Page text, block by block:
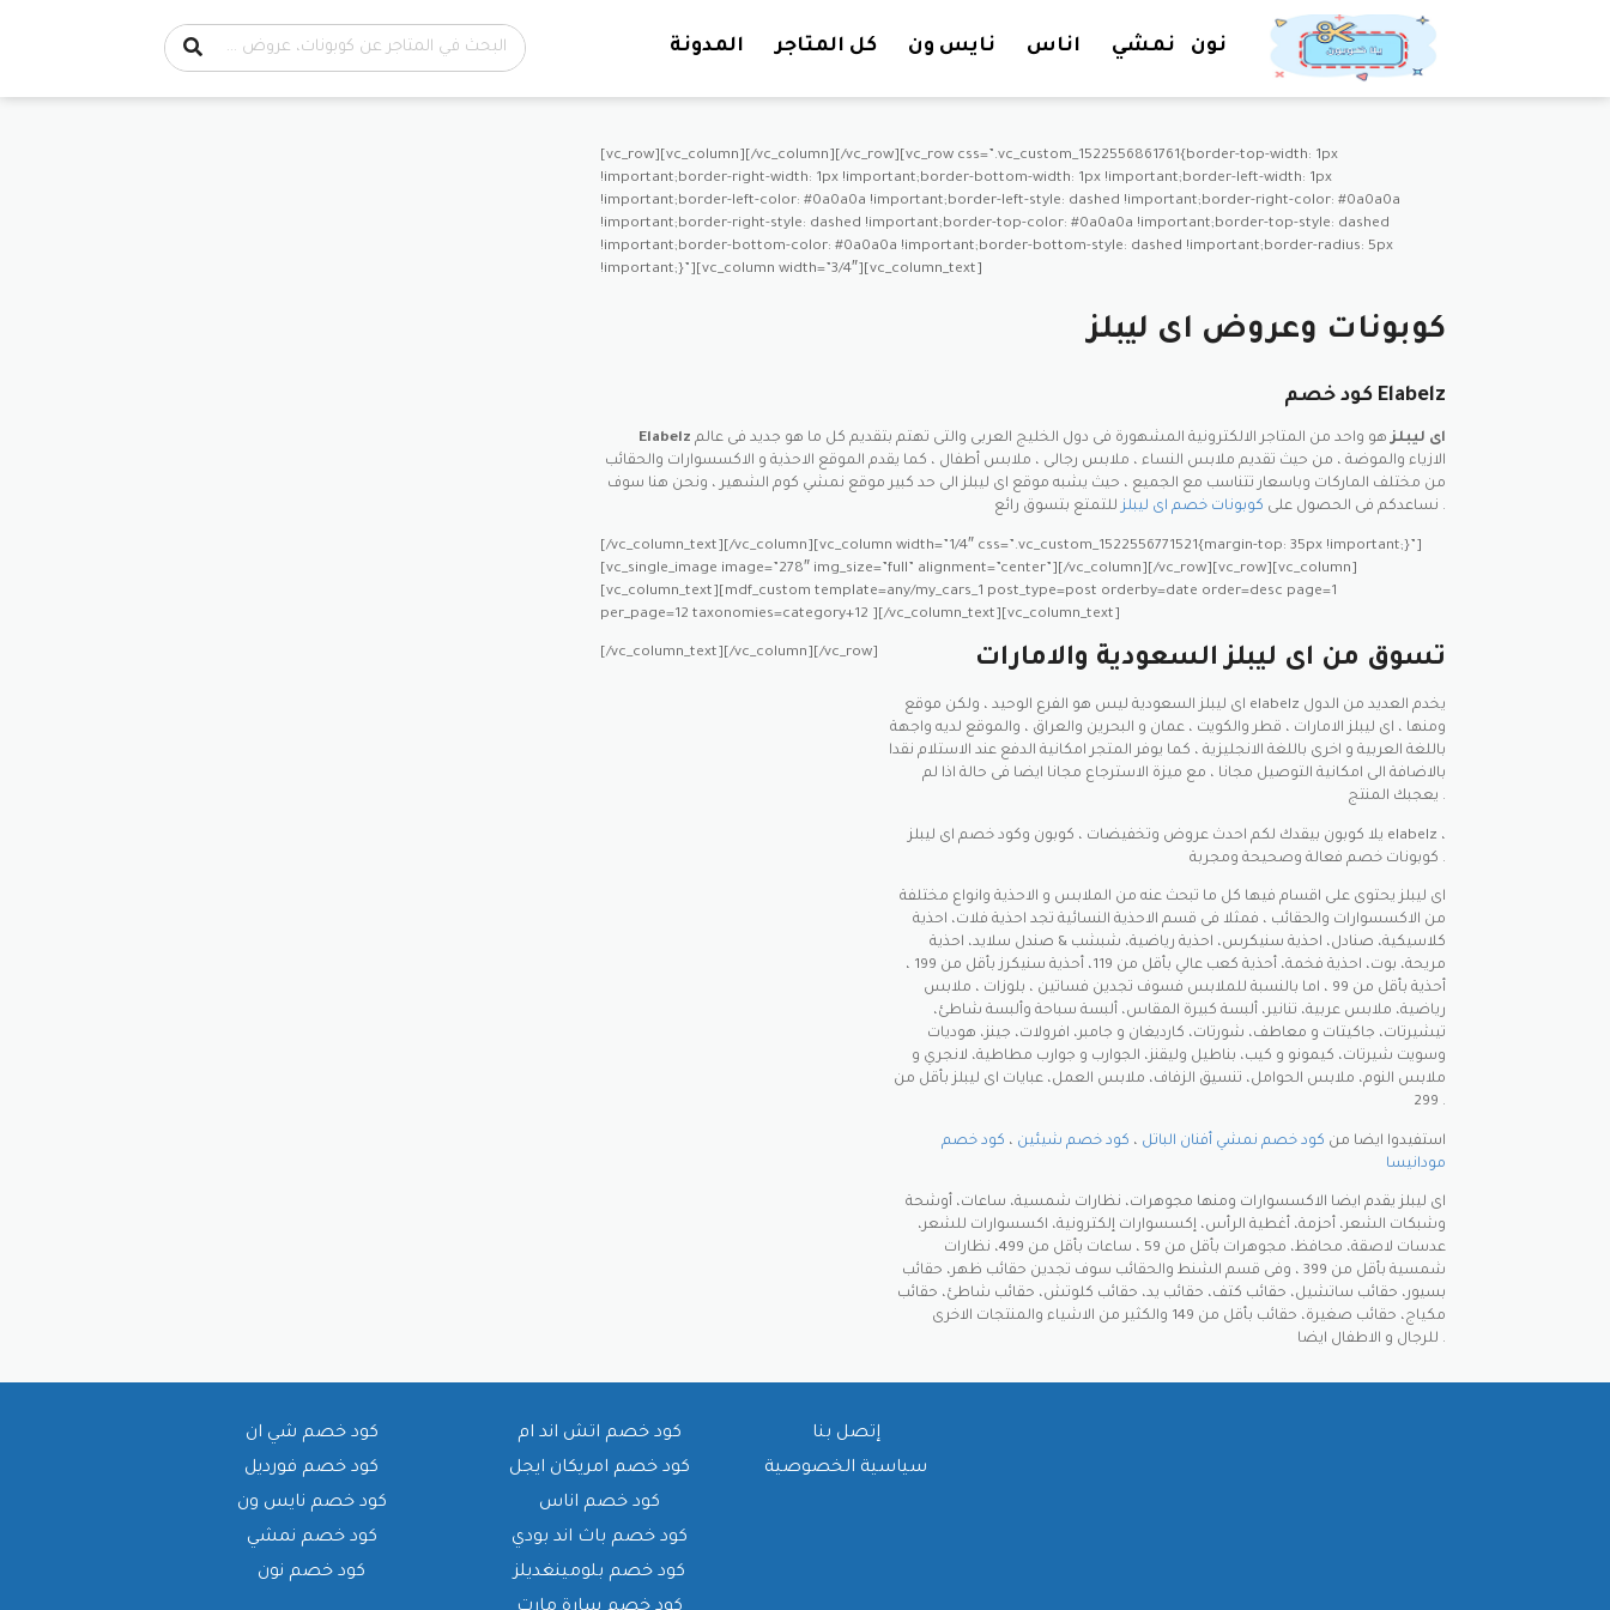
نون نمشي اناس نايس ون كل المتاجر المدونة
[vc_row][vc_column][/vc_column][/vc_row][vc_row css=”.vc_custom_1522556861761{border-top-width: 1px
!important;border-right-width: 1px !important;border-bottom-width: 1px !important;border-left-width: 1px
!important;border-left-color: #0a0a0a !important;border-left-style: dashed !important;border-right-color: #0a0a0a
!important;border-right-style: dashed !important;border-top-color: #0a0a0a !important;border-top-style: dashed
!important;border-bottom-color: #0a0a0a !important;border-bottom-style: dashed !important;border-radius: 5px
!important;}”][vc_column width=”3/4″][vc_column_text]
كوبونات وعروض اى ليبلز
كود خصم Elabelz
Elabelz اى ليبلزهو واحد من المتاجر الالكترونية المشهورة فى دول الخليج العربى والتى تهتم بتقديم كل ما هو جديد فى عالم
الازياء والموضة ، من حيث تقديم ملابس النساء ، ملابس رجالى ، ملابس أطفال ، كما يقدم الموقع الاحذية و الاكسسوارات والحقائب
من مختلف الماركات وباسعار تتناسب مع الجميع ، حيث يشبه موقع اى ليبلز الى حد كبير موقع نمشي كوم الشهير ، ونحن هنا سوف
نساعدكم فى الحصول على كوبونات خصم اى ليبلز للتمتع بتسوق رائع .
[/vc_column_text][/vc_column][vc_column width=”1/4″ css=”.vc_custom_1522556771521{margin-top: 35px !important;}”]
[vc_single_image image=”278″ img_size=”full” alignment=”center”][/vc_column][/vc_row][vc_row][vc_column]
[vc_column_text][mdf_custom template=any/my_cars_1 post_type=post orderby=date order=desc page=1
per_page=12 taxonomies=category+12 ][/vc_column_text][vc_column_text]
تسوق من اى ليبلز السعودية والامارات
اى ليبلز السعودية ليس هو الفرع الوحيد ، ولكن موقع elabelz يخدم العديد من الدول
ومنها ، اى ليبلز الامارات ، قطر والكويت ، عمان و البحرين والعراق ، والموقع لديه واجهة
باللغة العربية و اخرى باللغة الانجليزية ، كما يوفر المتجر امكانية الدفع عند الاستلام نقدا
بالاضافة الى امكانية التوصيل مجانا ، مع ميزة الاسترجاع مجانا ايضا فى حالة اذا لم
يعجبك المنتج .
يلا كوبون بيقدك لكم احدث عروض وتخفيضات ، كوبون وكود خصم اى ليبلز elabelz ،
كوبونات خصم فعالة وصحيحة ومجربة .
اى ليبلز يحتوى على اقسام فيها كل ما تبحث عنه من الملابس و الاحذية وانواع مختلفة
من الاكسسوارات والحقائب ، فمثلا فى قسم الاحذية النسائية تجد احذية فلات، احذية
كلاسيكية، صنادل، احذية سنيكرس، احذية رياضية، شبشب & صندل سلايد، احذية
مريحة، بوت، احذية فخمة، أحذية كعب عالي بأقل من 119، أحذية سنيكرز بأقل من 199 ،
أحذية بأقل من 99 ، اما بالنسبة للملابس فسوف تجدين فساتين ، بلوزات ، ملابس
رياضية، ملابس عربية، تنانير، ألبسة كبيرة المقاس، ألبسة سباحة وألبسة شاطئ،
تيشيرتات، جاكيتات و معاطف، شورتات، كارديغان و جامبر، افرولات، جينز، هوديات
وسويت شيرتات، كيمونو و كيب، بناطيل وليقنز، الجوارب و جوارب مطاطية، لانجري و
ملابس النوم، ملابس الحوامل، تنسيق الزفاف، ملابس العمل، عبايات اى ليبلز بأقل من
299 .
استفيدوا ايضا من كود خصم نمشي أفنان الباتل ، كود خصم شيئين ، كود خصم
مودانيسا
اى ليبلز يقدم ايضا الاكسسوارات ومنها مجوهرات، نظارات شمسية، ساعات، أوشحة
وشبكات الشعر، أحزمة، أغطية الرأس، إكسسوارات إلكترونية، اكسسوارات للشعر،
عدسات لاصقة، محافظ، مجوهرات بأقل من 59 ، ساعات بأقل من 499، نظارات
شمسية بأقل من 399 ، وفى قسم الشنط والحقائب سوف تجدين حقائب ظهر، حقائب
بسيور، حقائب ساتشيل، حقائب كتف، حقائب يد، حقائب كلوتش، حقائب شاطئ، حقائب
مكياج، حقائب صغيرة، حقائب بأقل من 149 والكثير من الاشياء والمنتجات الاخرى
للرجال و الاطفال ايضا .
[/vc_column_text][/vc_column][/vc_row]
إتصل بنا
سياسية الخصوصية
كود خصم اتش اند ام
كود خصم امريكان ايجل
كود خصم اناس
كود خصم باث اند بودي
كود خصم بلومينغديلز
كود خصم شي ان
كود خصم فورديل
كود خصم نايس ون
كود خصم نمشي
كود خصم نون